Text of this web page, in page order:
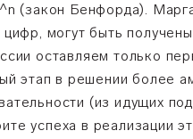
(закон Бенфорда).
цифр, могут быть
оставляем только
этап в решении более
(из идущих
успеха в реализации